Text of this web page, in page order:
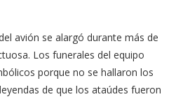
avión se alargó durante más de
Los funerales del equipo
porque no se hallaron los
de que los ataúdes fueron